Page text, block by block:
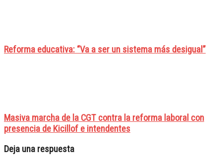
Reforma educativa: “Va a ser un sistema más desigual”
Masiva marcha de la CGT contra la reforma laboral con
presencia de Kicillof e intendentes
Deja una respuesta